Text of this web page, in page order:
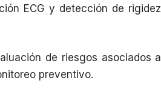
ECG y detección de rigidez
de riesgos asociados a
preventivo.